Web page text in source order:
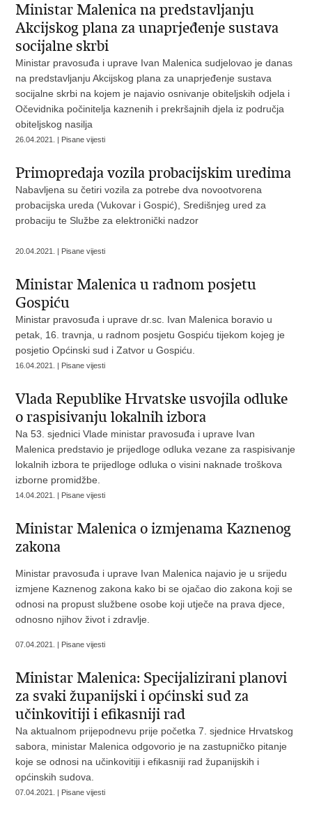
Ministar Malenica na predstavljanju
Akcijskog plana za unaprjeđenje sustava
socijalne skrbi
Ministar pravosuđa i uprave Ivan Malenica sudjelovao je danas
na predstavljanju Akcijskog plana za unaprjeđenje sustava
socijalne skrbi na kojem je najavio osnivanje obiteljskih odjela i
Očevidnika počinitelja kaznenih i prekršajnih djela iz područja
obiteljskog nasilja
26.04.2021. | Pisane vijesti
Primopredaja vozila probacijskim uredima
Nabavljena su četiri vozila za potrebe dva novootvorena
probacijska ureda (Vukovar i Gospić), Središnjeg ured za
probaciju te Službe za elektronički nadzor
20.04.2021. | Pisane vijesti
Ministar Malenica u radnom posjetu
Gospiću
Ministar pravosuđa i uprave dr.sc. Ivan Malenica boravio u
petak, 16. travnja, u radnom posjetu Gospiću tijekom kojeg je
posjetio Općinski sud i Zatvor u Gospiću.
16.04.2021. | Pisane vijesti
Vlada Republike Hrvatske usvojila odluke
o raspisivanju lokalnih izbora
Na 53. sjednici Vlade ministar pravosuđa i uprave Ivan
Malenica predstavio je prijedloge odluka vezane za raspisivanje
lokalnih izbora te prijedloge odluka o visini naknade troškova
izborne promidžbe.
14.04.2021. | Pisane vijesti
Ministar Malenica o izmjenama Kaznenog
zakona
Ministar pravosuđa i uprave Ivan Malenica najavio je u srijedu
izmjene Kaznenog zakona kako bi se ojačao dio zakona koji se
odnosi na propust službene osobe koji utječe na prava djece,
odnosno njihov život i zdravlje.
07.04.2021. | Pisane vijesti
Ministar Malenica: Specijalizirani planovi
za svaki županijski i općinski sud za
učinkovitiji i efikasniji rad
Na aktualnom prijepodnevu prije početka 7. sjednice Hrvatskog
sabora, ministar Malenica odgovorio je na zastupničko pitanje
koje se odnosi na učinkovitiji i efikasniji rad županijskih i
općinskih sudova.
07.04.2021. | Pisane vijesti